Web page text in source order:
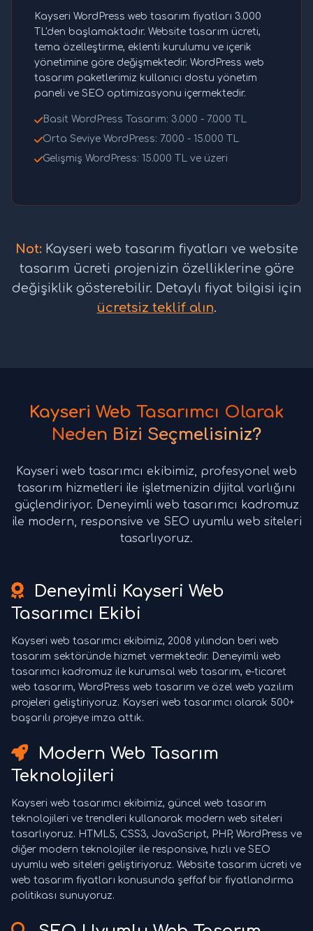
Kayseri WordPress web tasarım fiyatları 3.000
TL'den başlamaktadır. Website tasarım ücreti,
tema özelleştirme, eklenti kurulumu ve içerik
yönetimine göre değişmektedir. WordPress web
tasarım paketlerimiz kullanıcı dostu yönetim
paneli ve SEO optimizasyonu içermektedir.
Basit WordPress Tasarım: 3.000 - 7.000 TL
Orta Seviye WordPress: 7.000 - 15.000 TL
Gelişmiş WordPress: 15.000 TL ve üzeri
Not:Kayseri web tasarım fiyatları ve website
tasarım ücreti projenizin özelliklerine göre
değişiklik gösterebilir. Detaylı fiyat bilgisi için
ücretsiz teklif alın.
Kayseri Web Tasarımcı Olarak
Neden Bizi Seçmelisiniz?
Kayseri web tasarımcı ekibimiz, profesyonel web
tasarım hizmetleri ile işletmenizin dijital varlığını
güçlendiriyor. Deneyimli web tasarımcı kadromuz
ile modern, responsive ve SEO uyumlu web siteleri
tasarlıyoruz.
Deneyimli Kayseri Web
Tasarımcı Ekibi
Kayseri web tasarımcı ekibimiz, 2008 yılından beri web
tasarım sektöründe hizmet vermektedir. Deneyimli web
tasarımcı kadromuz ile kurumsal web tasarım, e-ticaret
web tasarım, WordPress web tasarım ve özel web yazılım
projeleri geliştiriyoruz. Kayseri web tasarımcı olarak 500+
başarılı projeye imza attık.
Modern Web Tasarım
Teknolojileri
Kayseri web tasarımcı ekibimiz, güncel web tasarım
teknolojileri ve trendleri kullanarak modern web siteleri
tasarlıyoruz. HTML5, CSS3, JavaScript, PHP, WordPress ve
diğer modern teknolojiler ile responsive, hızlı ve SEO
uyumlu web siteleri geliştiriyoruz. Website tasarım ücreti ve
web tasarım fiyatları konusunda şeffaf bir fiyatlandırma
politikası sunuyoruz.